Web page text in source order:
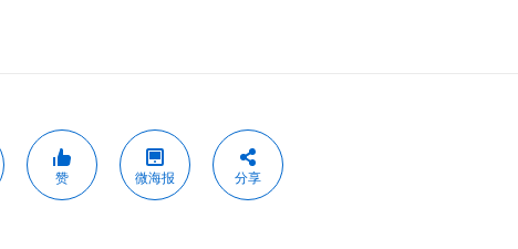
赞 微海报 分享